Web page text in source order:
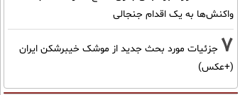
واکنش‌ها به یک اقدام جنجالی
7 جزئیات مورد بحث جدید از موشک خیبرشکن ایران
(+عکس)